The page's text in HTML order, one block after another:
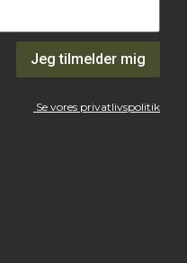
Jeg tilmelder mig
Se vores privatlivspolitik